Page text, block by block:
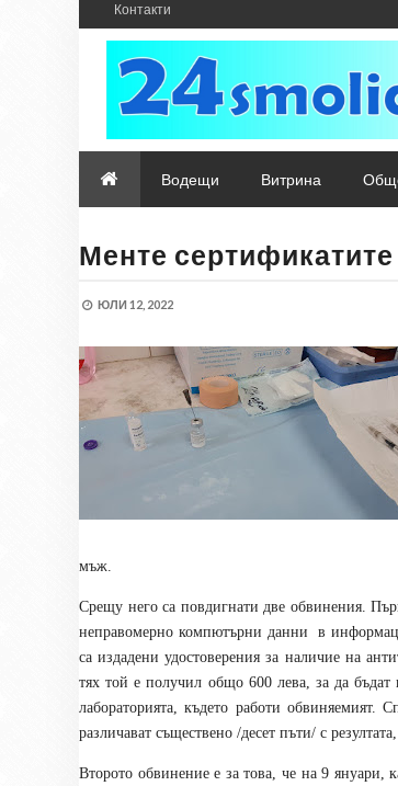
Контакти
Водещи Витрина
Менте
ЮЛИ 12, 2022
мъж.
Срещу него са повдигнати две обвинения.
неправомерно компютърни данни
в
са издадени удостоверения за наличие на
тях той е получил общо 600 лева, за да бъдат
лабораторията, където работи обвиняемият.
различават съществено /десет пъти/ с
Второто обвинение е за това, че на 9 януари,